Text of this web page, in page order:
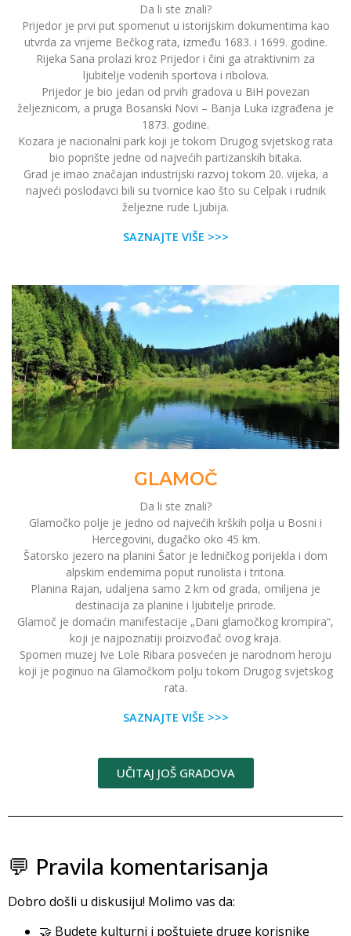
Da li ste znali?
Prijedor je prvi put spomenut u istorijskim dokumentima kao
utvrda za vrijeme Bečkog rata, između 1683. i 1699. godine.
Rijeka Sana prolazi kroz Prijedor i čini ga atraktivnim za
ljubitelje vodenih sportova i ribolova.
Prijedor je bio jedan od prvih gradova u BiH povezan
željeznicom, a pruga Bosanski Novi – Banja Luka izgrađena je
1873. godine.
Kozara je nacionalni park koji je tokom Drugog svjetskog rata
bio poprište jedne od najvećih partizanskih bitaka.
Grad je imao značajan industrijski razvoj tokom 20. vijeka, a
najveći poslodavci bili su tvornice kao što su Celpak i rudnik
željezne rude Ljubija.
SAZNAJTE VIŠE >>>
GLAMOČ
Da li ste znali?
Glamočko polje je jedno od najvećih krških polja u Bosni i
Hercegovini, dugačko oko 45 km.
Šatorsko jezero na planini Šator je ledničkog porijekla i dom
alpskim endemima poput runolista i tritona.
Planina Rajan, udaljena samo 2 km od grada, omiljena je
destinacija za planine i ljubitelje prirode.
Glamoč je domaćin manifestacije „Dani glamočkog krompira“,
koji je najpoznatiji proizvođač ovog kraja.
Spomen muzej Ive Lole Ribara posvećen je narodnom heroju
koji je poginuo na Glamočkom polju tokom Drugog svjetskog
rata.
SAZNAJTE VIŠE >>>
UČITAJ JOŠ GRADOVA
💬 Pravila komentarisanja
Dobro došli u diskusiju! Molimo vas da:
🤝 Budete kulturni i poštujete druge korisnike